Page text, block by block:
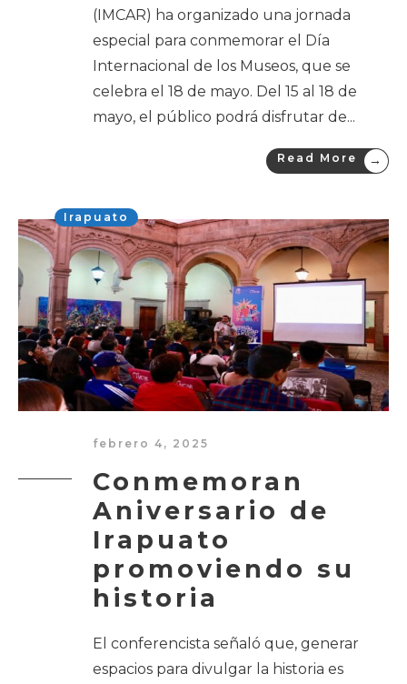
(IMCAR) ha organizado una jornada
especial para conmemorar el Día
Internacional de los Museos, que se
celebra el 18 de mayo. Del 15 al 18 de
mayo, el público podrá disfrutar de...
Read More →
Irapuato
febrero 4, 2025
Conmemoran
Aniversario de
Irapuato
promoviendo su
historia
El conferencista señaló que, generar
espacios para divulgar la historia es